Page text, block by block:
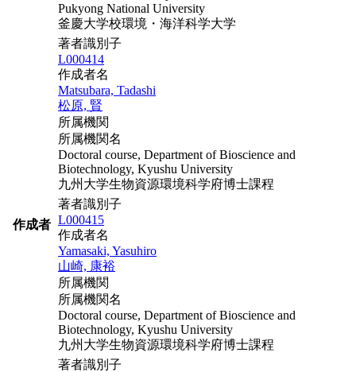
作成者
Pukyong National University
釜慶大学校環境・海洋科学大学
著者識別子
L000414
作成者名
Matsubara, Tadashi
松原, 賢
所属機関
所属機関名
Doctoral course, Department of Bioscience and
Biotechnology, Kyushu University
九州大学生物資源環境科学府博士課程
著者識別子
L000415
作成者名
Yamasaki, Yasuhiro
山崎, 康裕
所属機関
所属機関名
Doctoral course, Department of Bioscience and
Biotechnology, Kyushu University
九州大学生物資源環境科学府博士課程
著者識別子